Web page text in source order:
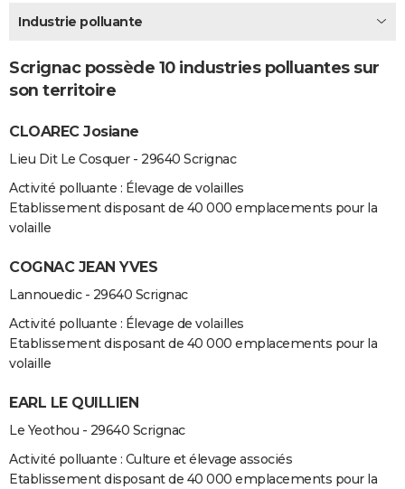
Destinations
City break
Voyage nature
Voyage de noces
Forum
Climat
+PHOTO
GUIDES D'ACHAT
BONS PLANS
CARTE DE VOEUX
Carte de Noël
Carte Bonne année
Carte Saint-Valentin
Carte Pâques
Carte d'anniversaire
DICTIONNAIRE
Dictionnaire
Biographies
Citations
Expressions
Proverbes
PROGRAMME TV
S'inscrire
Se connecter
Lycées
Collèges
Primaires
Universités
Entreprises
Service militaire
Avis de recherche
Bricolage
Lifestyle
Culture
Sport
Auto
Television
Voyage
Cinema
Industrie polluante
Scrignac possède 10 industries polluantes sur
son territoire
CLOAREC Josiane
Lieu Dit Le Cosquer - 29640 Scrignac
Activité polluante : Élevage de volailles
Etablissement disposant de 40 000 emplacements pour la
volaille
COGNAC JEAN YVES
Lannouedic - 29640 Scrignac
Activité polluante : Élevage de volailles
Etablissement disposant de 40 000 emplacements pour la
volaille
EARL LE QUILLIEN
Le Yeothou - 29640 Scrignac
Activité polluante : Culture et élevage associés
Etablissement disposant de 40 000 emplacements pour la